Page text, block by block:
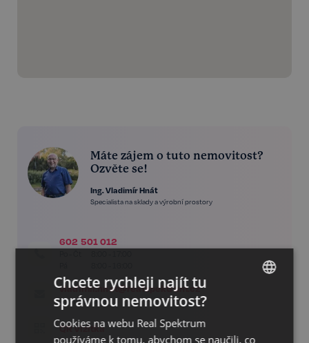
Máte zájem o tuto nemovitost?
Ozvěte se!
Ing. Vladimír Hnát
Specialista na sklady a výrobní prostory
602 501 012
vladimir.hnat@realspektrum.cz
Napište nám!
QR vizitka
Chcete rychleji najít tu
správnou nemovitost?
Cookies na webu Real Spektrum
používáme k tomu, abychom se naučili, co